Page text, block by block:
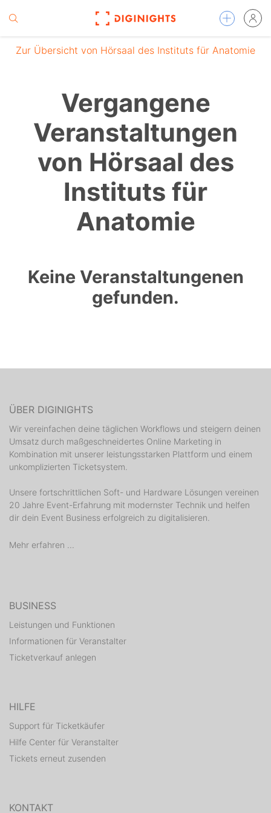
Zur Übersicht von Hörsaal des Instituts für Anatomie
Vergangene
Veranstaltungen
von Hörsaal des
Instituts für
Anatomie
Keine Veranstaltungenen
gefunden.
ÜBER DIGINIGHTS
Wir vereinfachen deine täglichen Workflows und steigern deinen
Umsatz durch maßgeschneidertes Online Marketing in
Kombination mit unserer leistungsstarken Plattform und einem
unkomplizierten Ticketsystem.
Unsere fortschrittlichen Soft- und Hardware Lösungen vereinen
20 Jahre Event-Erfahrung mit modernster Technik und helfen
dir dein Event Business erfolgreich zu digitalisieren.
Mehr erfahren ...
BUSINESS
Leistungen und Funktionen
Informationen für Veranstalter
Ticketverkauf anlegen
HILFE
Support für Ticketkäufer
Hilfe Center für Veranstalter
Tickets erneut zusenden
KONTAKT